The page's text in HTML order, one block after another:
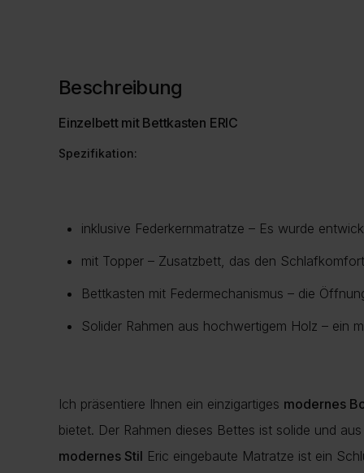
Beschreibung
Einzelbett mit Bettkasten ERIC
Spezifikation:
inklusive Federkernmatratze – Es wurde
mit Topper – Zusatzbett, das den
Bettkasten mit Federmechanismus – die
Solider Rahmen aus hochwertigem Holz – ein
Ich präsentiere Ihnen ein einzigartiges modernes
bietet. Der Rahmen dieses Bettes ist solide und
modernes Stil Eric eingebaute Matratze ist ein